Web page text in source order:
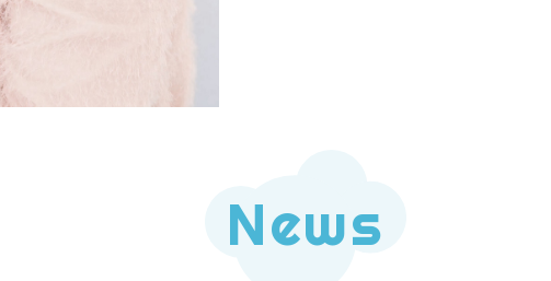
News